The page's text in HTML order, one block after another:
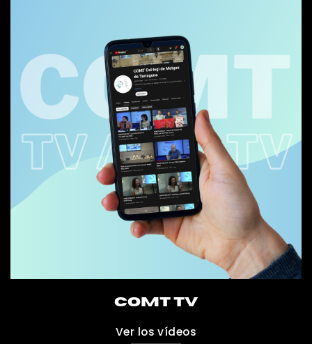
COMT TV
Ver los vídeos